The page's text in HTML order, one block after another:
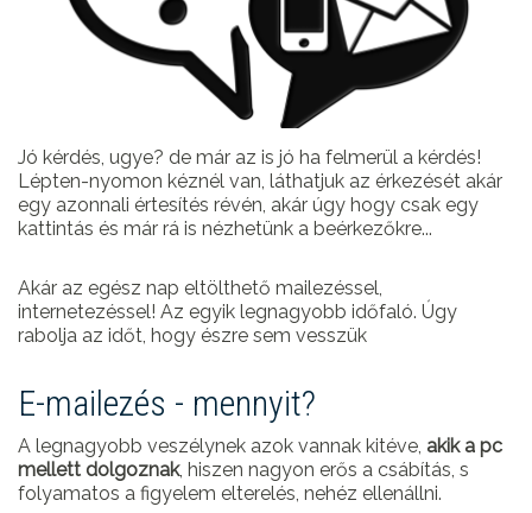
Jó kérdés, ugye? de már az is jó ha felmerül a kérdés!
Lépten-nyomon kéznél van, láthatjuk az érkezését akár
egy azonnali értesítés révén, akár úgy hogy csak egy
kattintás és már rá is nézhetünk a beérkezőkre...
Akár az egész nap eltölthető mailezéssel,
internetezéssel! Az egyik legnagyobb időfaló. Úgy
rabolja az időt, hogy észre sem vesszük
E-mailezés - mennyit?
A legnagyobb veszélynek azok vannak kitéve, akik a pc
mellett dolgoznak, hiszen nagyon erős a csábítás, s
folyamatos a figyelem elterelés, nehéz ellenállni.